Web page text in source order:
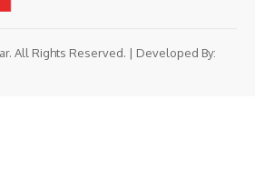
All Rights Reserved. | Developed By: